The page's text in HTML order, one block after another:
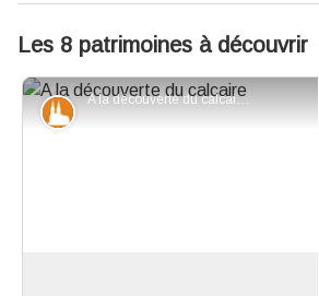
Les 8 patrimoines à découvrir
A la découverte du calcaire - ©Fabrice Aubert - Musée Urgonia
Patrimoine et histoire